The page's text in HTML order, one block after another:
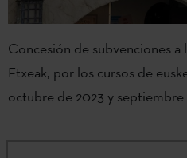
Concesión de subvenciones a
Etxeak, por los cursos de
octubre de 2023 y septiembre